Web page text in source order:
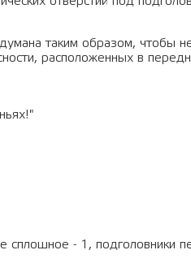
таким образом, чтобы
расположенных в
сплошное - 1, подголовники